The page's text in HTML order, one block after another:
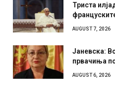
Триста
AUGUST 7, 2026
Јаневска:
првачиња
AUGUST 6, 2026